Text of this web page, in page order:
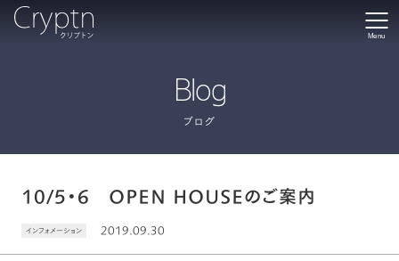
Menu
Blog
ブログ
10/5・6 OPEN HOUSEのご案内
インフォメーション 2019.09.30